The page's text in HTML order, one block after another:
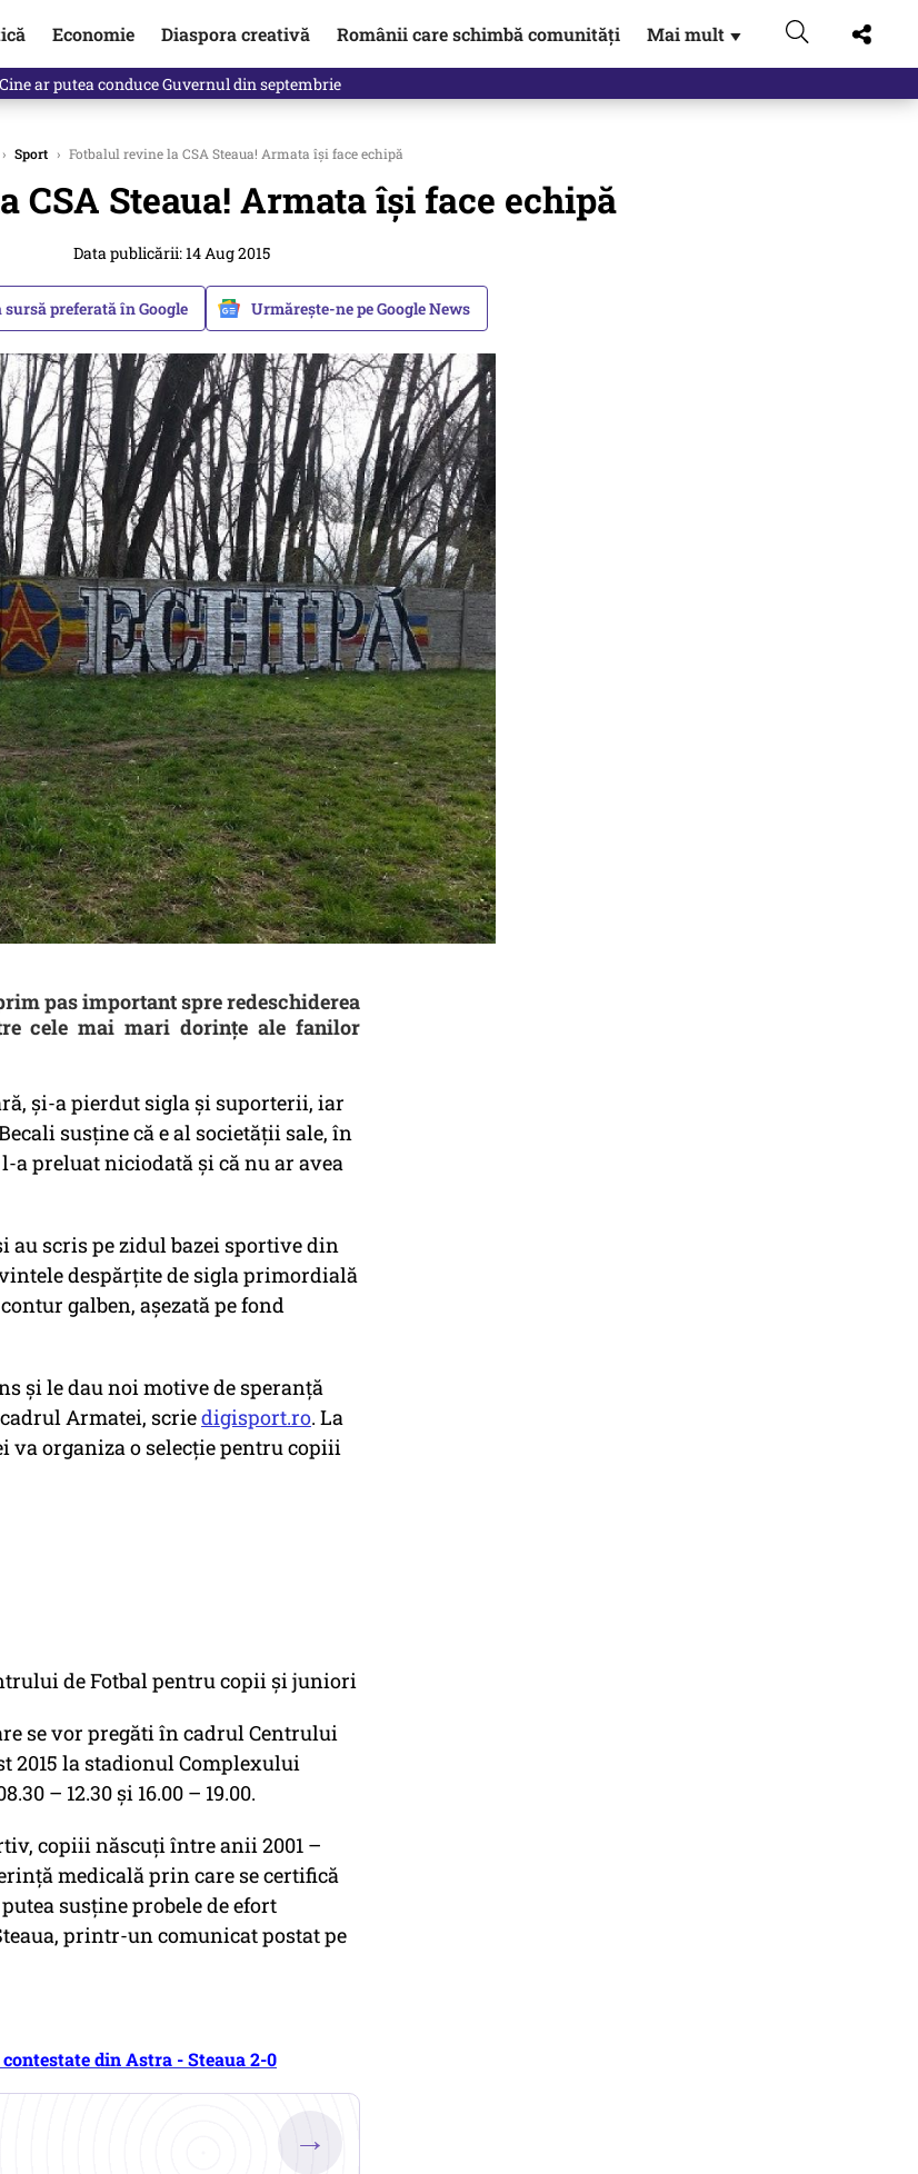
Economie Diaspora creativă Românii care schimbă comunități Mai mult ▼
Ucrainei a fost convocată la Ministerul de Externe.…
› Sport › Fotbalul revine la CSA Steaua! Armata își face echipă
CSA Steaua! Armata își face echipă
Data publicării: 14 Aug 2015
sursă preferată în Google Urmărește-ne pe Google News
pas important spre redeschiderea
cele mai mari dorințe ale fanilor
și-a pierdut sigla și suporterii, iar
susține că e al societății sale, în
a preluat niciodată și că nu ar avea
au scris pe zidul bazei sportive din
despărțite de sigla primordială
galben, așezată pe fond
și le dau noi motive de speranță
Armatei, scriedigisport.ro. La
organiza o selecție pentru copiii
de Fotbal pentru copii și juniori
se vor pregăti în cadrul Centrului
2015 la stadionul Complexului
– 12.30 și 16.00 – 19.00.
copiii născuți între anii 2001 –
medicală prin care se certifică
susține probele de efort
printr-un comunicat postat pe
din Astra - Steaua 2-0
→